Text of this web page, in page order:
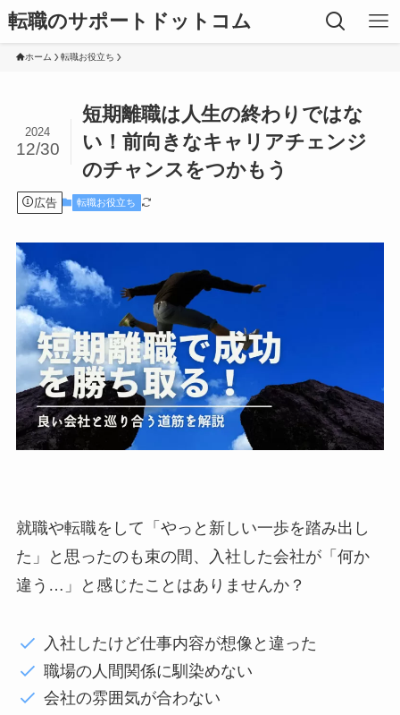
転職のサポートドットコム
ホーム 転職お役立ち
短期離職は人生の終わりではな
い！前向きなキャリアチェンジ
のチャンスをつかもう
2024
12/30
広告 転職お役立ち
就職や転職をして「やっと新しい一歩を踏み出し
た」と思ったのも束の間、入社した会社が「何か
違う…」と感じたことはありませんか？
入社したけど仕事内容が想像と違った
職場の人間関係に馴染めない
会社の雰囲気が合わない